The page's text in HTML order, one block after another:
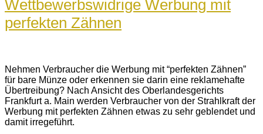
Wettbewerbswidrige Werbung mit
perfekten Zähnen
Nehmen Verbraucher die Werbung mit “perfekten Zähnen”
für bare Münze oder erkennen sie darin eine reklamehafte
Übertreibung? Nach Ansicht des Oberlandesgerichts
Frankfurt a. Main werden Verbraucher von der Strahlkraft der
Werbung mit perfekten Zähnen etwas zu sehr geblendet und
damit irregeführt.